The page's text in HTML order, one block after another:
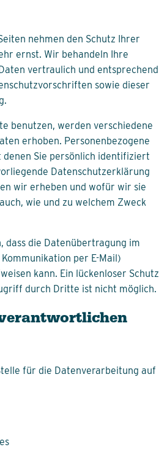
nehmen den Schutz Ihrer
ernst. Wir behandeln Ihre
vertraulich und entsprechend
sowie dieser
benutzen, werden verschiedene
erhoben. Personenbezogene
denen Sie persönlich identifiziert
Datenschutzerklärung
wir erheben und wofür wir sie
wie und zu welchem Zweck
dass die Datenübertragung im
per E-Mail)
kann. Ein lückenloser Schutz
durch Dritte ist nicht möglich.
für die Datenverarbeitung auf